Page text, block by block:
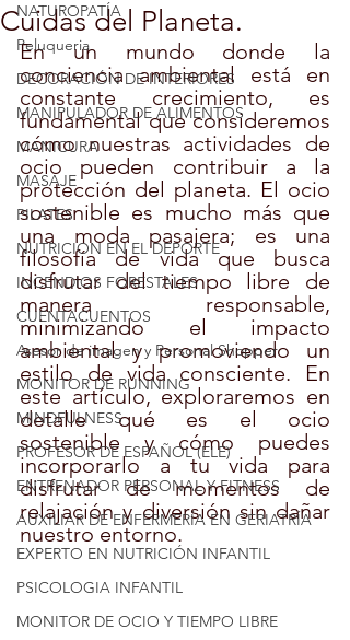
NATUROPATÍA
Peluqueria
DECORACIÓN DE INTERIORES
MANIPULADOR DE ALIMENTOS
MANICURA
MASAJE
PILATES
NUTRICION EN EL DEPORTE
INCENDIOS FORESTALES
CUENTACUENTOS
Asesor de imagen y Personal Shopper
MONITOR DE RUNNING
MINDFULNESS
PROFESOR DE ESPAÑOL (ELE)
ENTRENADOR PERSONAL Y FITNESS
AUXILIAR DE ENFERMERÍA EN GERIATRÍA
EXPERTO EN NUTRICIÓN INFANTIL
PSICOLOGIA INFANTIL
MONITOR DE OCIO Y TIEMPO LIBRE
Cuidas del Planeta.
En un mundo donde la
conciencia ambiental está en
constante crecimiento, es
fundamental que consideremos
cómo nuestras actividades de
ocio pueden contribuir a la
protección del planeta. El ocio
sostenible es mucho más que
una moda pasajera; es una
filosofía de vida que busca
disfrutar del tiempo libre de
manera responsable,
minimizando el impacto
ambiental y promoviendo un
estilo de vida consciente. En
este artículo, exploraremos en
detalle qué es el ocio
sostenible y cómo puedes
incorporarlo a tu vida para
disfrutar de momentos de
relajación y diversión sin dañar
nuestro entorno.